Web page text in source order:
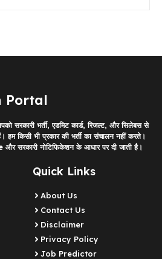
Portal
भर्ती, एडमिट कार्ड, रिजल्ट, और सिलेबस से
किसी भी प्रकार की भर्ती का संचालन नहीं करते।
सरकारी नोटिफिकेशन के आधार पर दी जाती है।
Quick Links
About Us
Contact Us
Disclaimer
Privacy Policy
Job Predictor